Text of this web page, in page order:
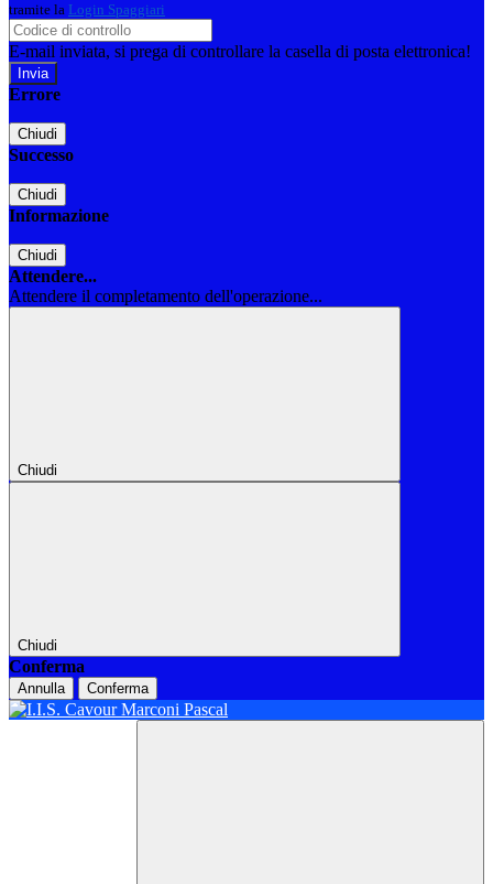
tramite la Login Spaggiari
E-mail inviata, si prega di controllare la casella di posta elettronica!
Errore
Chiudi
Successo
Chiudi
Informazione
Chiudi
Attendere...
Attendere il completamento dell'operazione...
Chiudi
Chiudi
Conferma
Annulla Conferma